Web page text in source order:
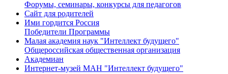
Форумы, семинары, конкурсы для педагогов
Сайт для родителей
Ими гордится Россия
Победители Программы
Малая академия наук "Интеллект будущего"
Общероссийская общественная организация
Академиан
Интернет-музей МАН "Интеллект будущего"